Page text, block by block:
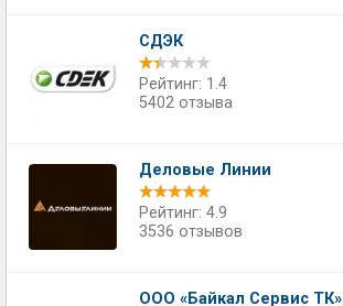
СДЭК
Рейтинг: 1.4
5402 отзыва
Деловые Линии
Рейтинг: 4.9
3536 отзывов
ООО «Байкал Сервис ТК»